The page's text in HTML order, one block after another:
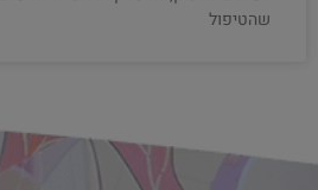
שהטיפול